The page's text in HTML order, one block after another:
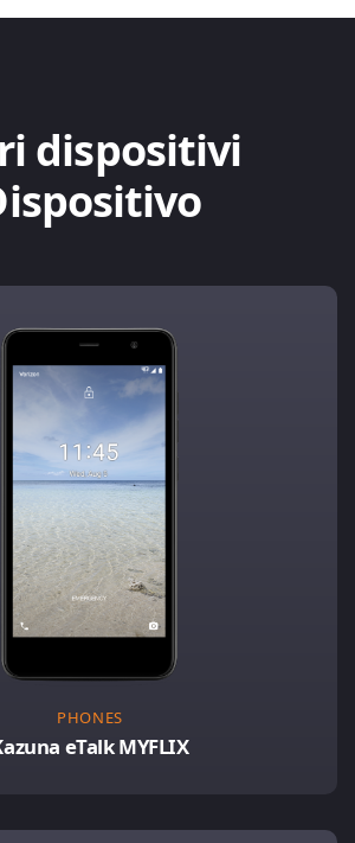
dispositivi
PHONES
eTalk MYFLIX